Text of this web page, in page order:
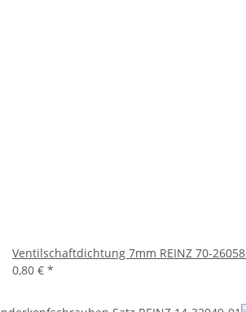
Ventilschaftdichtung 7mm REINZ 70-
0,80 € *